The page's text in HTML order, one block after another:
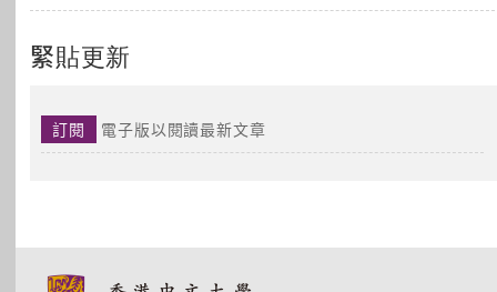
緊貼更新
訂閱 電子版以閱讀最新文章